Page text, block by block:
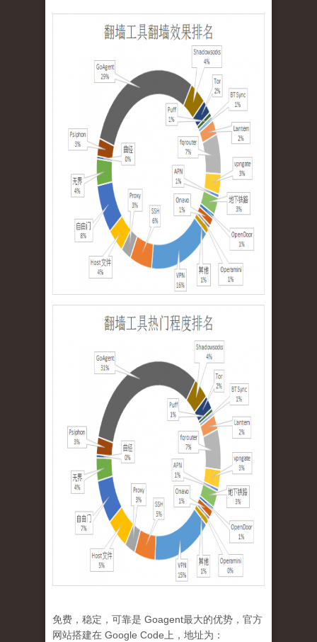
免费，稳定，可靠是 Goagent最大的优势，官方
网站搭建在 Google Code上，地址为：